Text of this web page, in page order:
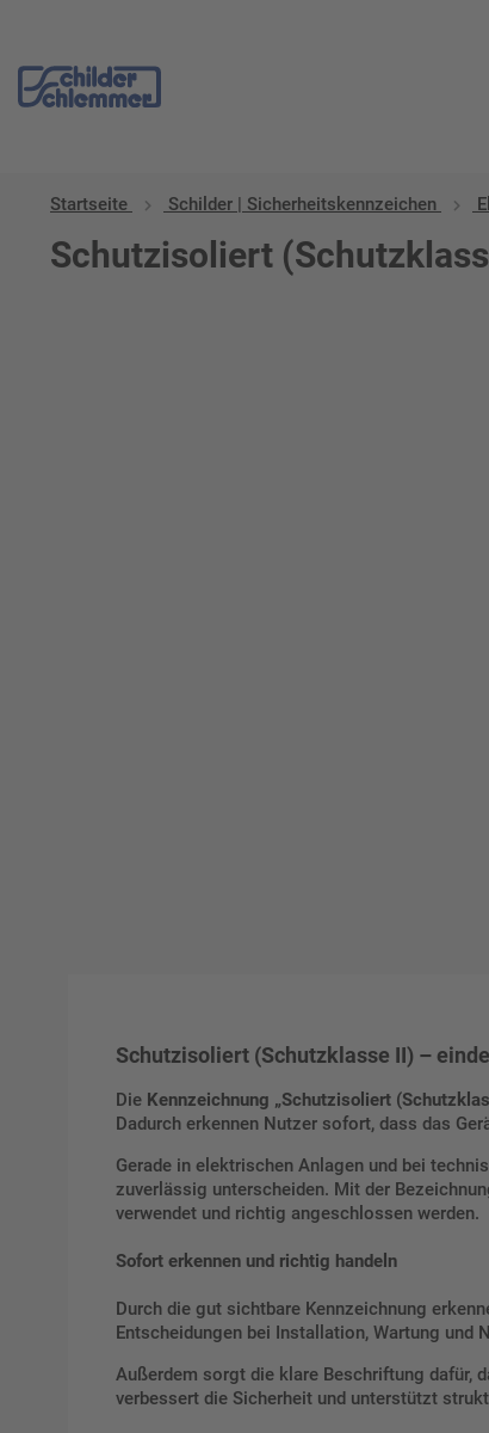
Startseite Schilder | Sicherheitskennzeichen
Schutzisoliert
Schutzisoliert (Schutzklasse II) –
Die Kennzeichnung „Schutzisoliert
Dadurch erkennen Nutzer sofort, dass das
Gerade in elektrischen Anlagen und bei
zuverlässig unterscheiden. Mit der
verwendet und richtig angeschlossen werden.
Sofort erkennen und richtig handeln
Durch die gut sichtbare Kennzeichnung
Entscheidungen bei Installation, Wartung
Außerdem sorgt die klare Beschriftung dafür,
verbessert die Sicherheit und unterstützt